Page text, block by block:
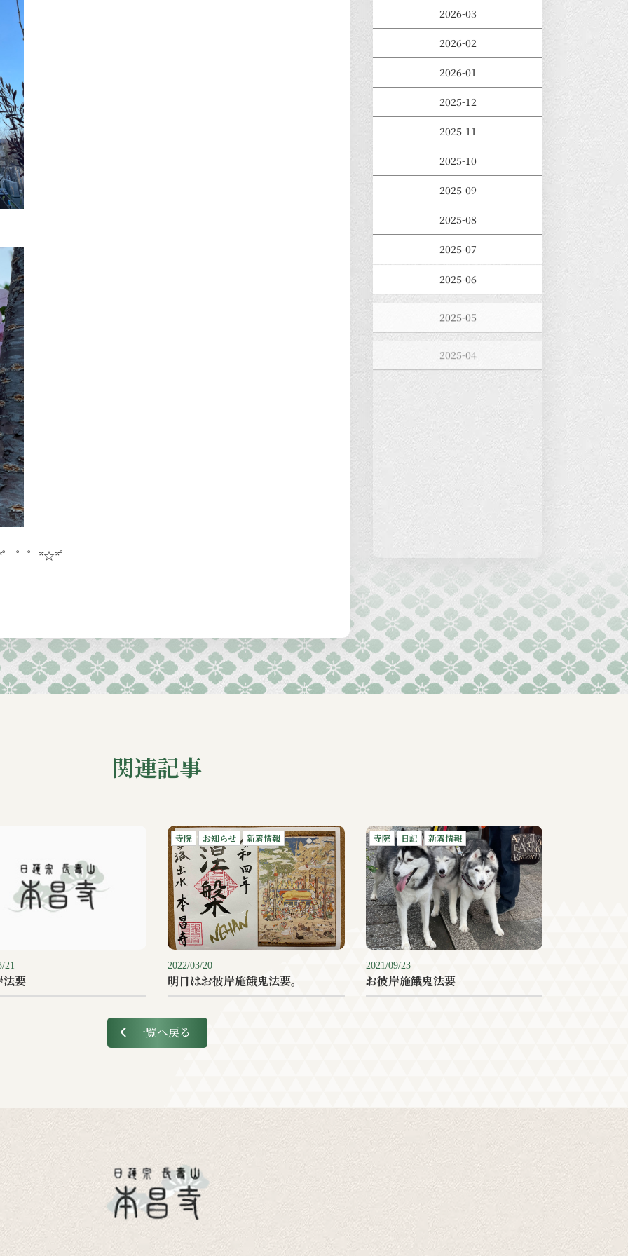
゜゜*☆*゜
2026-03
2026-02
2026-01
2025-12
2025-11
2025-10
2025-09
2025-08
2025-07
2025-06
2025-04
2025-03
2025-01
関連記事
21
法要
寺院 お知らせ 新着情報
2022/03/20
明日はお彼岸施餓鬼法要。
寺院 日記 新着情報
2021/09/23
お彼岸施餓鬼法要
一覧へ戻る